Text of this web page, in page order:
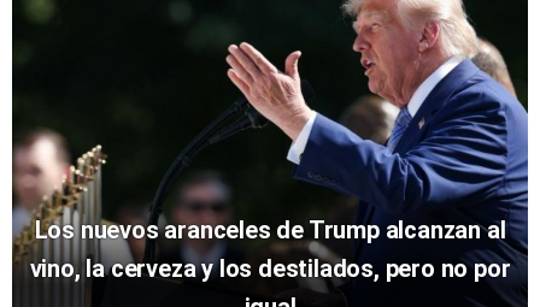
Los nuevos aranceles de Trump alcanzan al
vino, la cerveza y los destilados, pero no por